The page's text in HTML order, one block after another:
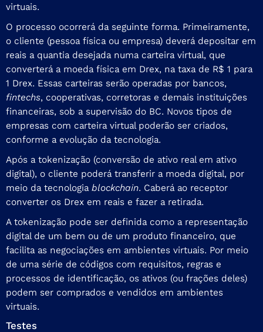
virtuais.
O processo ocorrerá da seguinte forma. Primeiramente,
o cliente (pessoa física ou empresa) deverá depositar em
reais a quantia desejada numa carteira virtual, que
converterá a moeda física em Drex, na taxa de R$ 1 para
1 Drex. Essas carteiras serão operadas por bancos,
fintechs, cooperativas, corretoras e demais instituições
financeiras, sob a supervisão do BC. Novos tipos de
empresas com carteira virtual poderão ser criados,
conforme a evolução da tecnologia.
Após a tokenização (conversão de ativo real em ativo
digital), o cliente poderá transferir a moeda digital, por
meio da tecnologia blockchain. Caberá ao receptor
converter os Drex em reais e fazer a retirada.
A tokenização pode ser definida como a representação
digital de um bem ou de um produto financeiro, que
facilita as negociações em ambientes virtuais. Por meio
de uma série de códigos com requisitos, regras e
processos de identificação, os ativos (ou frações deles)
podem ser comprados e vendidos em ambientes
virtuais.
Testes